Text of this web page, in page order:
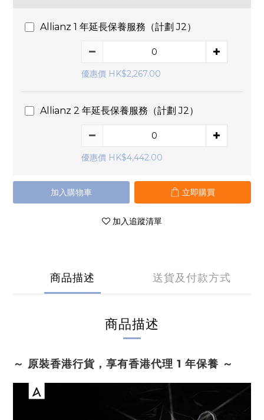
Allianz 1 年延長保養服務（計劃 J2）
優惠價 HK$2,267.00
Allianz 2 年延長保養服務（計劃 J2）
優惠價 HK$4,442.00
加入購物車 立即購買
加入追蹤清單
商品描述 送貨及付款方式
商品描述
～ 原裝香港行貨，享有香港代理 1 年保養 ～